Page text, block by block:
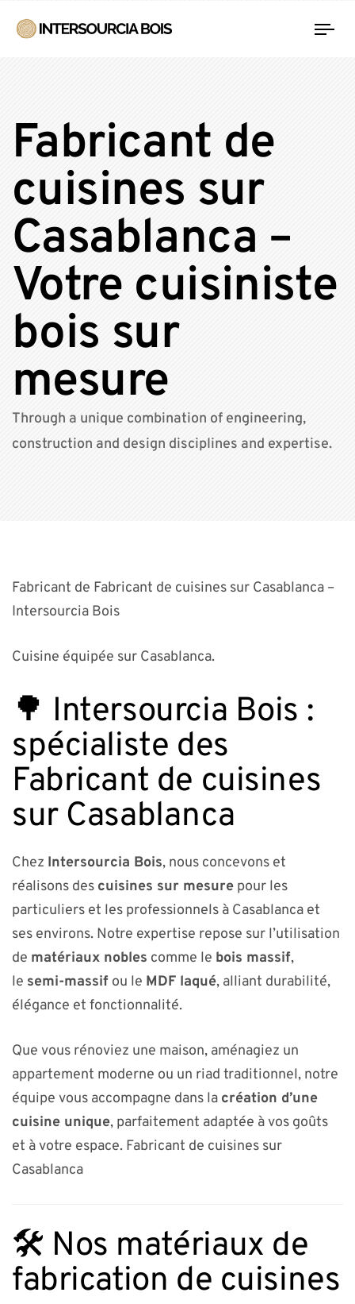
Fabricant de
cuisines sur
Casablanca –
Votre cuisiniste
bois sur
mesure
Through a unique combination of engineering,
construction and design disciplines and expertise.
Fabricant de Fabricant de cuisines sur Casablanca –
Intersourcia Bois
Cuisine équipée sur Casablanca.
🌳 Intersourcia Bois :
spécialiste des
Fabricant de cuisines
sur Casablanca
Chez Intersourcia Bois, nous concevons et
réalisons des cuisines sur mesure pour les
particuliers et les professionnels à Casablanca et
ses environs. Notre expertise repose sur l’utilisation
de matériaux nobles comme le bois massif,
le semi-massif ou le MDF laqué, alliant durabilité,
élégance et fonctionnalité.
Que vous rénoviez une maison, aménagiez un
appartement moderne ou un riad traditionnel, notre
équipe vous accompagne dans la création d’une
cuisine unique, parfaitement adaptée à vos goûts
et à votre espace. Fabricant de cuisines sur
Casablanca
🛠️ Nos matériaux de
fabrication de cuisines